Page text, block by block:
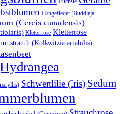
Hängefieder (Buddleja
(Cercis canadensis)
Kletterrose Kletterrose
(Kolkwitzia amabilis)
Schwertlilie (Iris) Sedum